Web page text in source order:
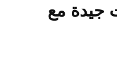
جيدة مع